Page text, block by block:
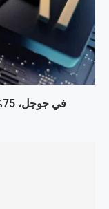
في جوجل، 75% من الكود مولّد بالذكاء الاصطناعي